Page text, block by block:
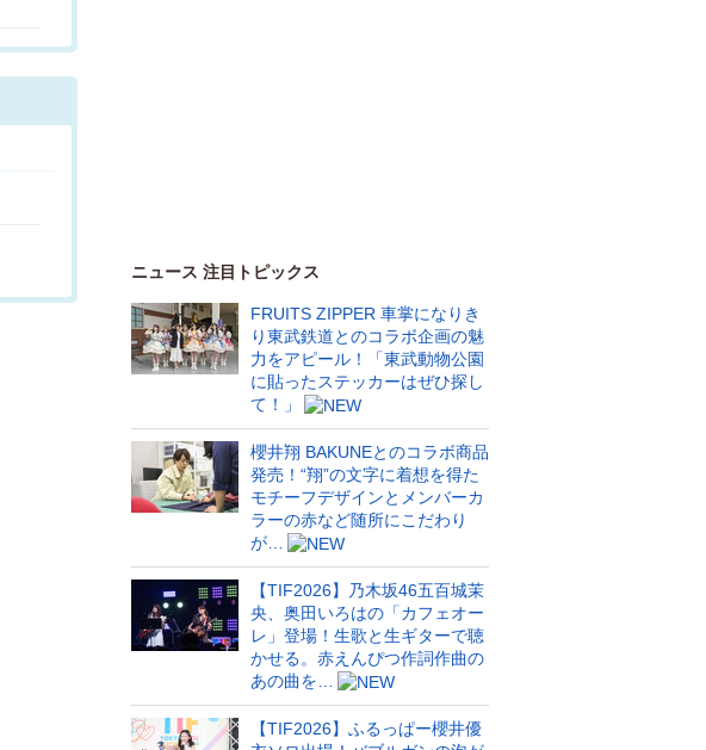
ニュース 注目トピックス
FRUITS ZIPPER 車掌になりき
り東武鉄道とのコラボ企画の魅
力をアピール！「東武動物公園
に貼ったステッカーはぜひ探し
て！」
櫻井翔 BAKUNEとのコラボ商品
発売！“翔”の文字に着想を得た
モチーフデザインとメンバーカ
ラーの赤など随所にこだわり
が…
【TIF2026】乃木坂46五百城茉
央、奥田いろはの「カフェオー
レ」登場！生歌と生ギターで聴
かせる。赤えんぴつ作詞作曲の
あの曲を…
【TIF2026】ふるっぱー櫻井優